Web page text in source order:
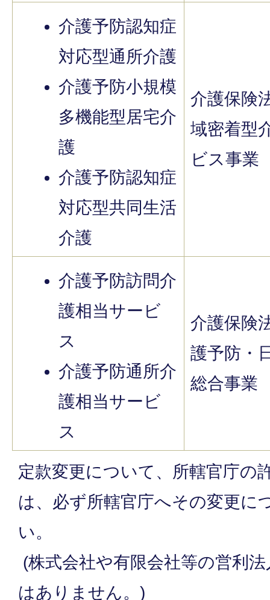
介護予防認知症
対応型通所介護
介護予防小規模
多機能型居宅介
護
介護予防認知症
対応型共同生活
介護
介護保険
域密着型
ビス事業
介護予防訪問介
護相当サービ
ス
介護予防通所介
護相当サービ
ス
介護保険
護予防・
総合事業
定款変更について、所轄官庁の
は、必ず所轄官庁へその変更に
い。
(株式会社や有限会社等の営利
はありません。)